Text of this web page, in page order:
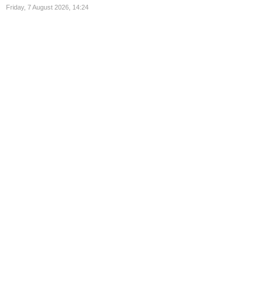
Friday, 7 August 2026, 14:24